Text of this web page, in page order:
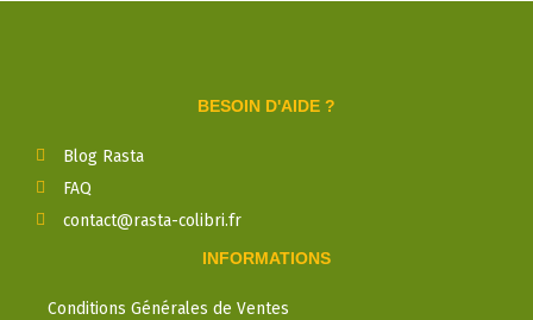
BESOIN D'AIDE ?
Blog Rasta
FAQ
contact@rasta-colibri.fr
INFORMATIONS
Conditions Générales de Ventes